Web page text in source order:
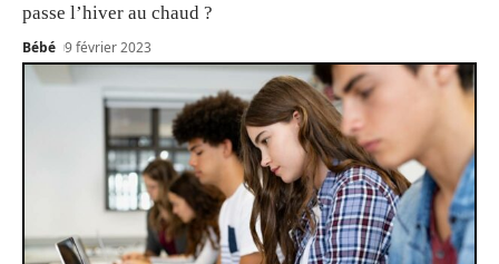
passe l’hiver au chaud ?
Bébé 9 février 2023